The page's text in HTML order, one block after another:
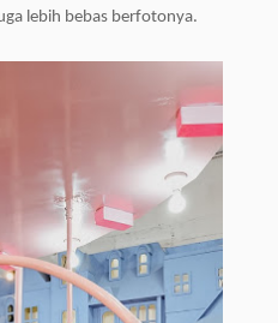
lebih bebas berfotonya.